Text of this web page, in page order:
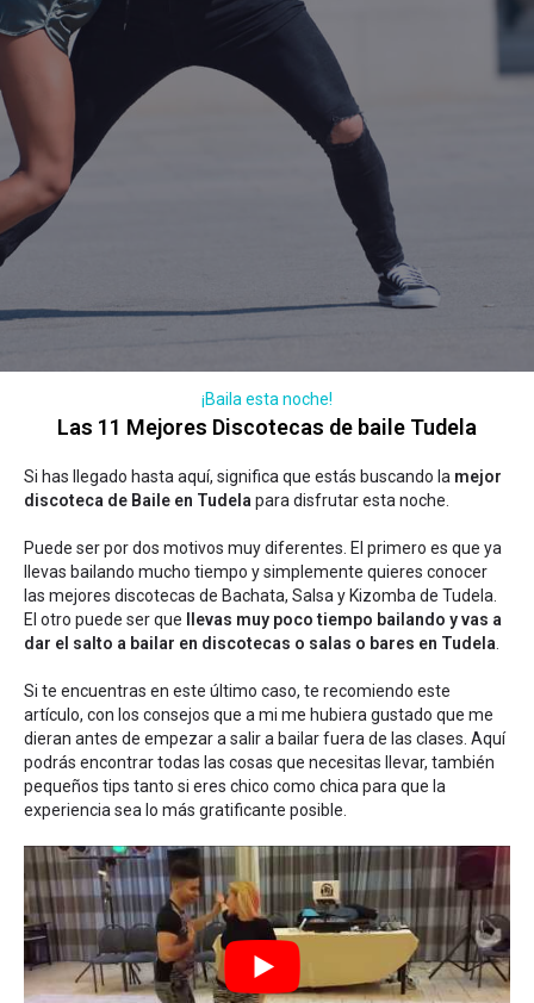
¡Baila esta noche!
Las 11 Mejores Discotecas de baile Tudela
Si has llegado hasta aquí, significa que estás buscando la mejor
discoteca de Baile en Tudela para disfrutar esta noche.
Puede ser por dos motivos muy diferentes. El primero es que ya
llevas bailando mucho tiempo y simplemente quieres conocer
las mejores discotecas de Bachata, Salsa y Kizomba de Tudela.
El otro puede ser que
llevas muy poco tiempo bailando y vas a
dar el salto a bailar en discotecas o salas o bares en Tudela
Si te encuentras en este último caso, te recomiendo este
artículo, con los consejos que a mi me hubiera gustado que me
dieran antes de empezar a salir a bailar fuera de las clases . Aquí
podrás encontrar todas las cosas que necesitas llevar, también
pequeños tips tanto si eres chico como chica para que la
experiencia sea lo más gratificante posible.